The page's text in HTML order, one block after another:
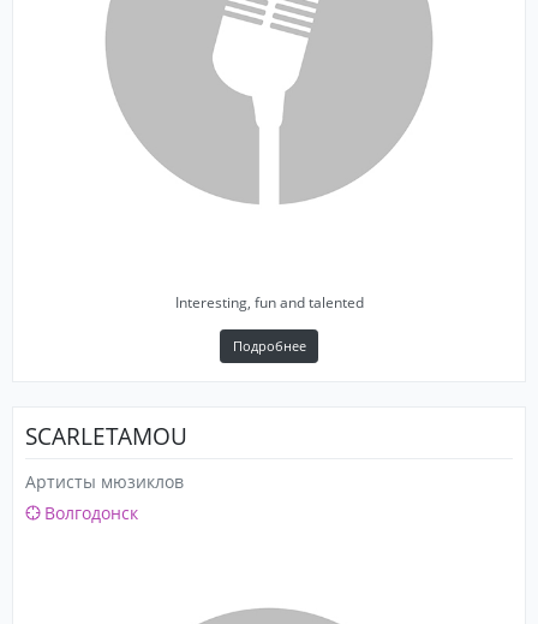
Interesting, fun and talented
Подробнее
SCARLETAMOU
Артисты мюзиклов
Волгодонск